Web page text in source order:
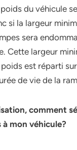
du véhicule
si la largeur
sera
Cette largeur
poids est réparti
de vie de la
comment
à mon véhicule?